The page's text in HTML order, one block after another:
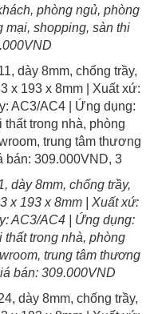
phòng ngủ, phòng
mại, shopping, sàn thi
dày 8mm, chống trầy,
x 193 x 8mm | Xuất xứ:
AC3/AC4 | Ứng dụng:
thất trong nhà, phòng
trung tâm thương
bán: 309.000VND